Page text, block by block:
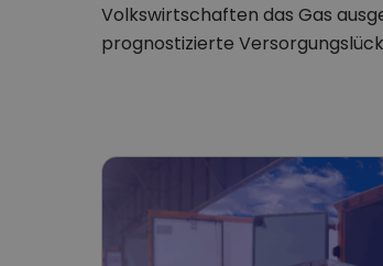
Volkswirtschaften das Gas
prognostizierte